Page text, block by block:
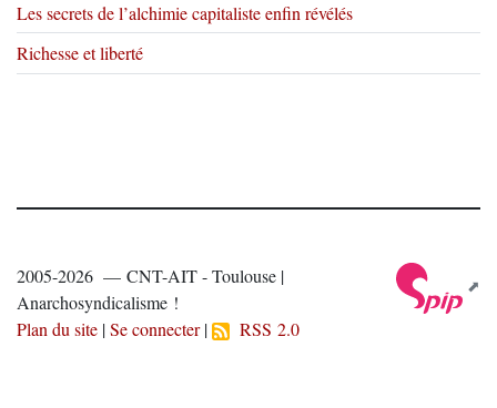
Les secrets de l’alchimie capitaliste enfin révélés
Richesse et liberté
2005-2026 — CNT-AIT - Toulouse |
Anarchosyndicalisme !
Plan du site |Se connecter| RSS 2.0